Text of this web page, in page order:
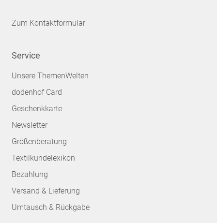
Zum Kontaktformular
Service
Unsere ThemenWelten
dodenhof Card
Geschenkkarte
Newsletter
Größenberatung
Textilkundelexikon
Bezahlung
Versand & Lieferung
Umtausch & Rückgabe